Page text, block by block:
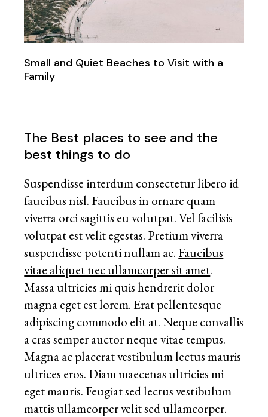
Small and Quiet Beaches to Visit with a
Family
The Best places to see and the
best things to do
Suspendisse interdum consectetur libero id
faucibus nisl. Faucibus in ornare quam
viverra orci sagittis eu volutpat. Vel facilisis
volutpat est velit egestas. Pretium viverra
suspendisse potenti nullam ac. Faucibus
vitae aliquet nec ullamcorper sit amet.
Massa ultricies mi quis hendrerit dolor
magna eget est lorem. Erat pellentesque
adipiscing commodo elit at. Neque convallis
a cras semper auctor neque vitae tempus.
Magna ac placerat vestibulum lectus mauris
ultrices eros. Diam maecenas ultricies mi
eget mauris. Feugiat sed lectus vestibulum
mattis ullamcorper velit sed ullamcorper.